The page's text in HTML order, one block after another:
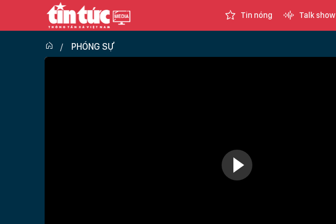
Tin nóng Talk show
PHÓNG SỰ